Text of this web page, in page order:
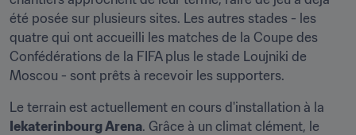
été posée sur plusieurs sites. Les autres stades - les
quatre qui ont accueilli les matches de la Coupe des
Confédérations de la FIFA plus le stade Loujniki de
Moscou - sont prêts à recevoir les supporters.
Iekaterinbourg Arena. Grâce à un climat clément, le